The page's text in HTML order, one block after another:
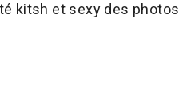
kitsh et sexy des photos